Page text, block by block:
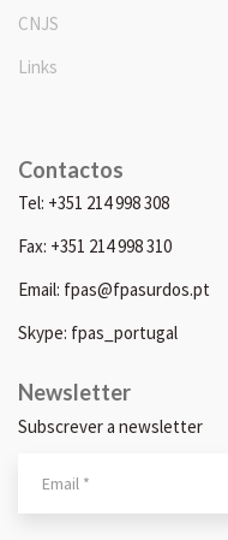
CNJS
Links
Contactos
Tel: +351 214 998 308
Fax: +351 214 998 310
Email: fpas@fpasurdos.pt
Skype: fpas_portugal
Newsletter
Subscrever a newsletter